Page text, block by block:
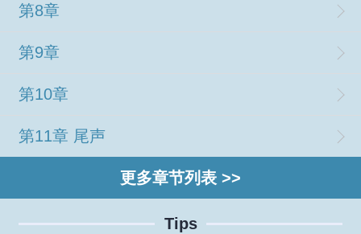
第8章
第9章
第10章
第11章 尾声
更多章节列表 >>
Tips